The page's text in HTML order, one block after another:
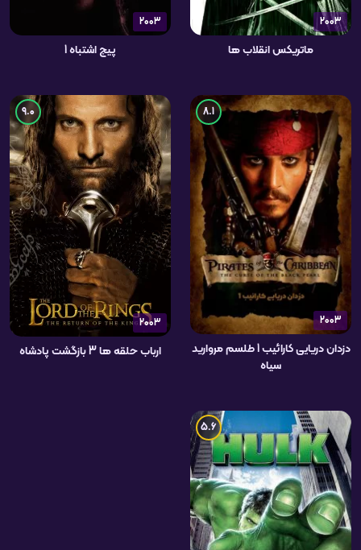
2003
ماتریکس انقلاب ها
2003
پیچ اشتباه 1
2003
8.1
دزدان دریایی کارائیب 1 طلسم مروارید
سیاه
2003
9.0
ارباب حلقه ها 3 بازگشت پادشاه
5.6